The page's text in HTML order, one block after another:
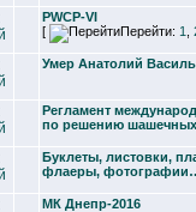
PWCP-VI
[
Перейти: 1
Умер Анатолий
Регламент
по решению
Буклеты, листовки,
флаеры,
МК Днепр-2016